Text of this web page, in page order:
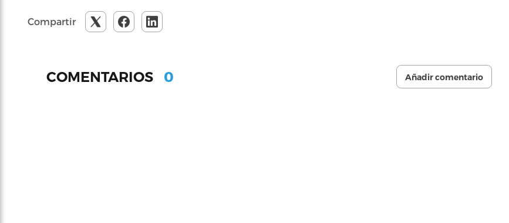
Compartir
COMENTARIOS 0 Añadir comentario